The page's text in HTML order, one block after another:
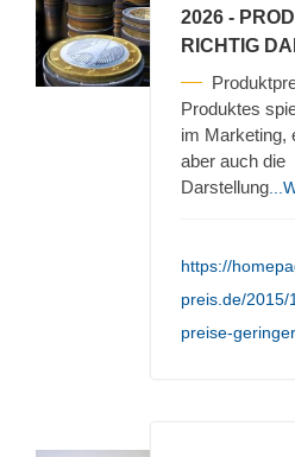
2026 -
RICHTIG
Produktes
im Marketing,
aber auch die
Darstellung
https://
preis.de/2015/
preise-